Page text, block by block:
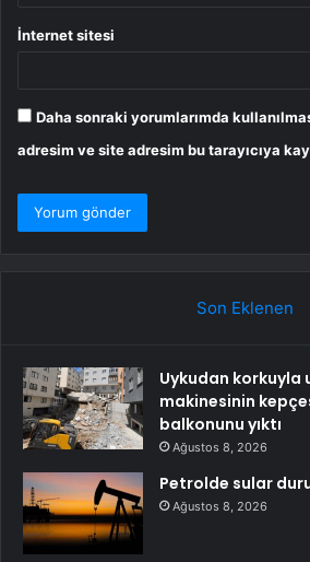
İnternet sitesi
Daha sonraki yorumlarımda
adresim ve site adresim bu tarayıcıya
Son Eklenen
Uykudan korkuyla
makinesinin
balkonunu yıktı
Ağustos 8, 2026
Petrolde sular
Ağustos 8, 2026